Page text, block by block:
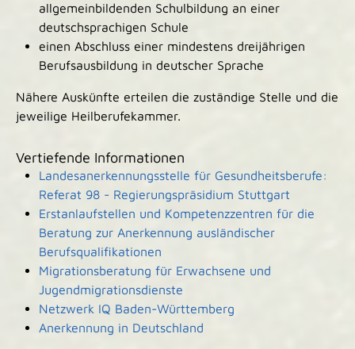
allgemeinbildenden Schulbildung an einer
deutschsprachigen Schule
einen Abschluss einer mindestens dreijährigen
Berufsausbildung in deutscher Sprache
Nähere Auskünfte erteilen die zuständige Stelle und die
jeweilige Heilberufekammer.
Vertiefende Informationen
Landesanerkennungsstelle für Gesundheitsberufe:
Referat 98 - Regierungspräsidium Stuttgart
Erstanlaufstellen und Kompetenzzentren für die
Beratung zur Anerkennung ausländischer
Berufsqualifikationen
Migrationsberatung für Erwachsene und
Jugendmigrationsdienste
Netzwerk IQ Baden-Württemberg
Anerkennung in Deutschland